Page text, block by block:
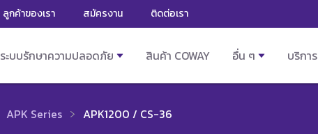
ลูกค้าของเรา สมัครงาน ติดต่อเรา
ระบบรักษาความปลอดภัย สินค้า COWAY อื่น ๆ บริการ
APK Series APK1200 / CS-36